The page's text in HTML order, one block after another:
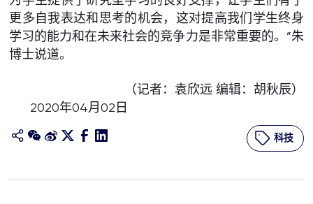
更多自我表达和思考的机会，这对提高我们学生终身
学习的能力和在未来社会的竞争力是非常重要的。”朱
博士说道。
（记者：袁欣远 编辑：胡秋辰）
2020年04月02日
科技